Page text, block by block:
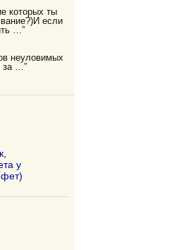
которых ты
если
…”
неуловимых
за …”
у